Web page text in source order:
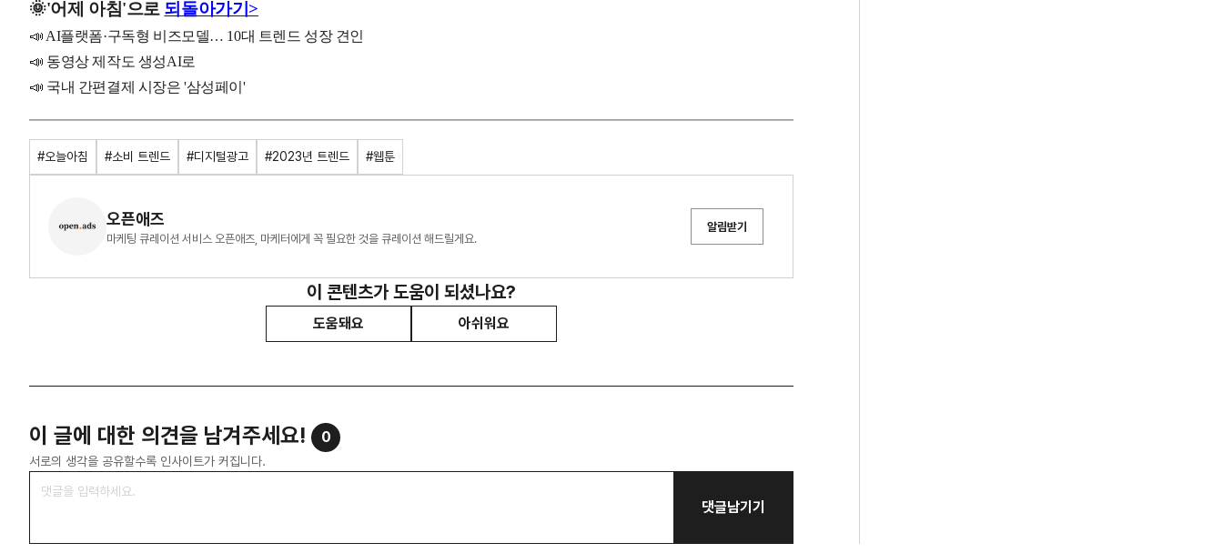
🌞'어제 아침'으로 되돌아가기>
📣 AI플랫폼·구독형 비즈모델… 10대 트렌드 성장 견인
📣 동영상 제작도 생성AI로
📣 국내 간편결제 시장은 '삼성페이'
#오늘아침 #소비 트렌드 #디지털광고 #2023년 트렌드 #웹툰
오픈애즈
마케팅 큐레이션 서비스 오픈애즈, 마케터에게 꼭 필요한 것을 큐레이션 해드릴게요.
알림받기
이 콘텐츠가 도움이 되셨나요?
도움돼요 아쉬워요
이 글에 대한 의견을 남겨주세요! 0
서로의 생각을 공유할수록 인사이트가 커집니다.
댓글남기기